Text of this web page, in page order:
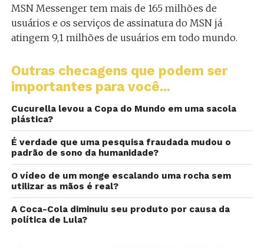
MSN Messenger tem mais de 165 milhões de
usuários e os serviços de assinatura do MSN já
atingem 9,1 milhões de usuários em todo mundo.
Outras checagens que podem ser
importantes para você...
Cucurella levou a Copa do Mundo em uma sacola
plástica?
É verdade que uma pesquisa fraudada mudou o
padrão de sono da humanidade?
O vídeo de um monge escalando uma rocha sem
utilizar as mãos é real?
A Coca-Cola diminuiu seu produto por causa da
política de Lula?